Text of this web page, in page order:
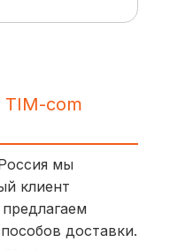
TIM-com
мы
клиент
доставки.